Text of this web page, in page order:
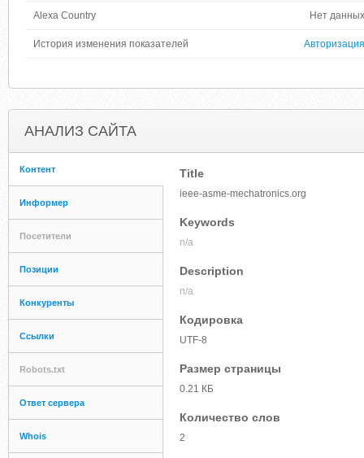
Alexa Country Нет данных
История изменения показателей Авторизация
АНАЛИЗ САЙТА
Контент
Информер
Посетители
Позиции
Конкуренты
Ссылки
Robots.txt
Ответ сервера
Whois
Title
ieee-asme-mechatronics.org
Keywords
n/a
Description
n/a
Кодировка
UTF-8
Размер страницы
0.21 КБ
Количество слов
2